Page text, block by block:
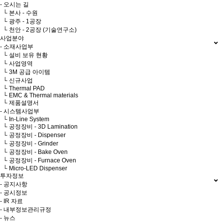
- 오시는 길
└ 본사 - 수원
└ 광주 - 1공장
└ 천안 - 2공장 (기술연구소)
사업분야
- 소재사업부
└ 설비 보유 현황
└ 사업영역
└ 3M 공급 아이템
└ 신규사업
└ Thermal PAD
└ EMC & Thermal materials
└ 제품설명서
- 시스템사업부
└ In-Line System
└ 공정장비 - 3D Lamination
└ 공정장비 - Dispenser
└ 공정장비 - Grinder
└ 공정장비 - Bake Oven
└ 공정장비 - Furnace Oven
└ Micro-LED Dispenser
투자정보
- 공지사항
- 공시정보
- IR 자료
- 내부정보관리규정
- 뉴스